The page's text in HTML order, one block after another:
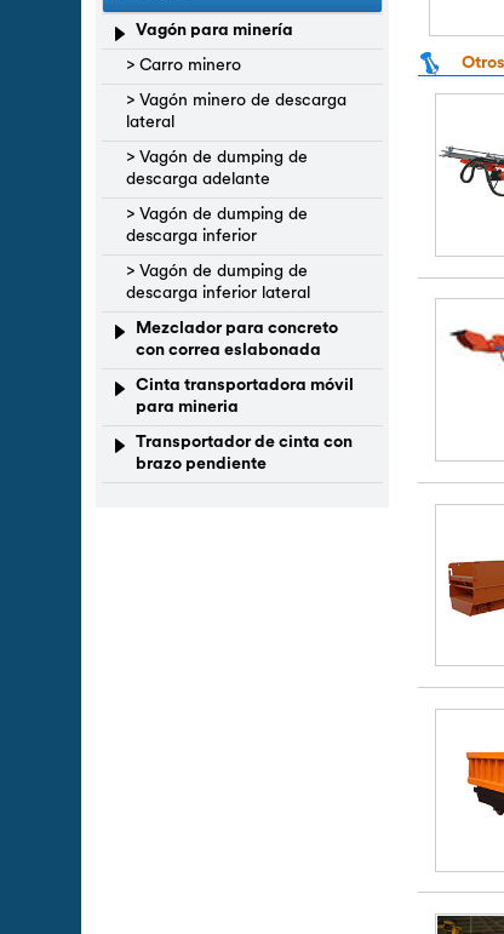
Vagón para minería
> Carro minero
> Vagón minero de descarga
lateral
> Vagón de dumping de
descarga adelante
> Vagón de dumping de
descarga inferior
> Vagón de dumping de
descarga inferior lateral
Mezclador para concreto
con correa eslabonada
Cinta transportadora móvil
para mineria
Transportador de cinta con
brazo pendiente